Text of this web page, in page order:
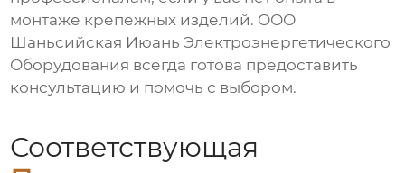
монтаже крепежных изделий. ООО
Шаньсийская Июань Электроэнергетического
Оборудования всегда готова предоставить
консультацию и помочь с выбором.
Соответствующая